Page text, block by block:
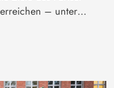
erreichen – unter…